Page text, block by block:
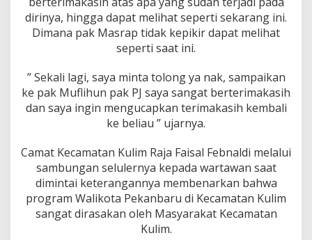
dirinya, hingga dapat melihat seperti sekarang ini.
Dimana pak Masrap tidak kepikir dapat melihat
seperti saat ini.
” Sekali lagi, saya minta tolong ya nak, sampaikan
ke pak Muflihun pak PJ saya sangat berterimakasih
dan saya ingin mengucapkan terimakasih kembali
ke beliau ” ujarnya.
Camat Kecamatan Kulim Raja Faisal Febnaldi melalui
sambungan selulernya kepada wartawan saat
dimintai keterangannya membenarkan bahwa
program Walikota Pekanbaru di Kecamatan Kulim
sangat dirasakan oleh Masyarakat Kecamatan
Kulim.